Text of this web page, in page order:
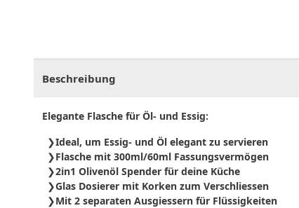
Beschreibung
Elegante Flasche für Öl- und Essig:
Ideal, um Essig- und Öl elegant zu servieren
Flasche mit 300ml/60ml Fassungsvermögen
2in1 Olivenöl Spender für deine Küche
Glas Dosierer mit Korken zum Verschliessen
Mit 2 separaten Ausgiessern für Flüssigkeiten